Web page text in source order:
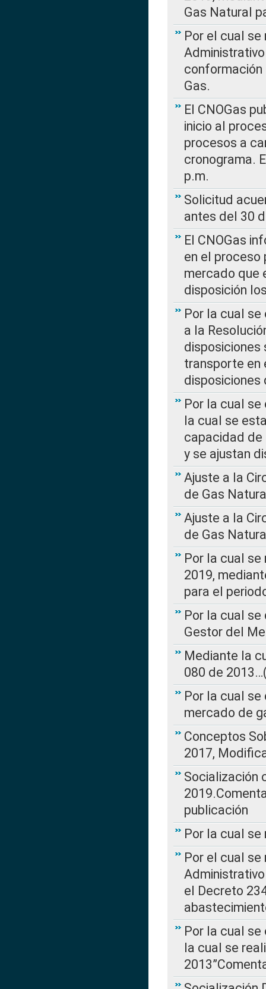
Gas Natural
Por el cual
conformación
Gas.
El CNOGas
inicio al
procesos a
cronograma.
p.m.
Solicitud
antes del 30
El CNOGas
en el
mercado que
disposición
Por la cual se
a la
disposiciones
transporte en
disposiciones
Por la cual se
la cual se
capacidad de
y se ajustan
Ajuste a la
de Gas
Ajuste a la
de Gas
Por la cual se
2019,
para el
Por la cual
Gestor del
Mediante la
080 de
Por la cual
mercado de
Conceptos
2017,
Socialización
publicación
Por la cual se
Por el cual
el Decreto
Por la cual se
la cual se